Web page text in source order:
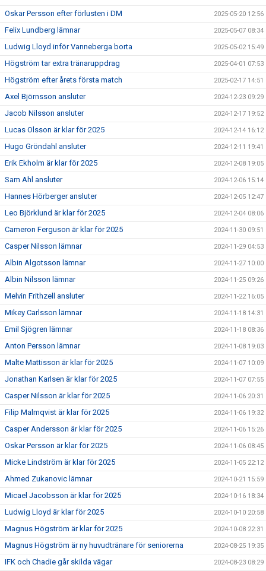
Oskar Persson efter förlusten i DM 2025-05-20 12:56
Felix Lundberg lämnar 2025-05-07 08:34
Ludwig Lloyd inför Vanneberga borta 2025-05-02 15:49
Högström tar extra tränaruppdrag 2025-04-01 07:53
Högström efter årets första match 2025-02-17 14:51
Axel Björnsson ansluter 2024-12-23 09:29
Jacob Nilsson ansluter 2024-12-17 19:52
Lucas Olsson är klar för 2025 2024-12-14 16:12
Hugo Gröndahl ansluter 2024-12-11 19:41
Erik Ekholm är klar för 2025 2024-12-08 19:05
Sam Ahl ansluter 2024-12-06 15:14
Hannes Hörberger ansluter 2024-12-05 12:47
Leo Björklund är klar för 2025 2024-12-04 08:06
Cameron Ferguson är klar för 2025 2024-11-30 09:51
Casper Nilsson lämnar 2024-11-29 04:53
Albin Algotsson lämnar 2024-11-27 10:00
Albin Nilsson lämnar 2024-11-25 09:26
Melvin Frithzell ansluter 2024-11-22 16:05
Mikey Carlsson lämnar 2024-11-18 14:31
Emil Sjögren lämnar 2024-11-18 08:36
Anton Persson lämnar 2024-11-08 19:03
Malte Mattisson är klar för 2025 2024-11-07 10:09
Jonathan Karlsen är klar för 2025 2024-11-07 07:55
Casper Nilsson är klar för 2025 2024-11-06 20:31
Filip Malmqvist är klar för 2025 2024-11-06 19:32
Casper Andersson är klar för 2025 2024-11-06 15:26
Oskar Persson är klar för 2025 2024-11-06 08:45
Micke Lindström är klar för 2025 2024-11-05 22:12
Ahmed Zukanovic lämnar 2024-10-21 15:59
Micael Jacobsson är klar för 2025 2024-10-16 18:34
Ludwig Lloyd är klar för 2025 2024-10-10 20:58
Magnus Högström är klar för 2025 2024-10-08 22:31
Magnus Högström är ny huvudtränare för seniorerna 2024-08-25 19:35
IFK och Chadie går skilda vägar 2024-08-23 08:29